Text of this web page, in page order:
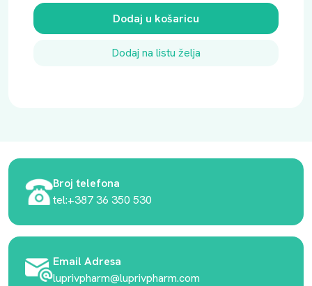
Dodaj u košaricu
Dodaj na listu želja
Broj telefona
tel:+387 36 350 530
Email Adresa
luprivpharm@luprivpharm.com